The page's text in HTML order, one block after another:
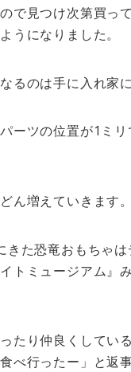
で見つけ次第買っ
うになりました。
のは手に入れ家
ーツの位置が1ミ
ん増えていきます
た恐竜おもちゃ
トミュージアム』
たり仲良くしてい
べ行ったー」と返